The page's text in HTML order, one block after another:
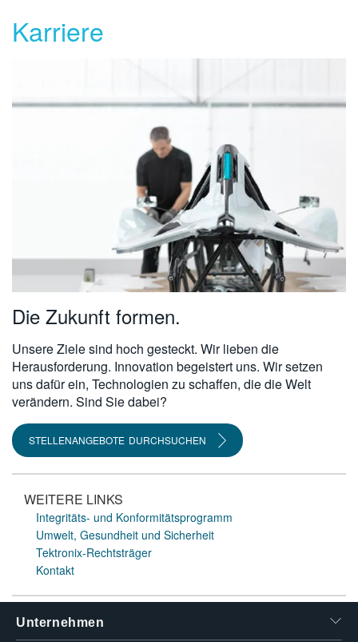
Karriere
Die Zukunft formen.
Unsere Ziele sind hoch gesteckt. Wir lieben die
Herausforderung. Innovation begeistert uns. Wir setzen
uns dafür ein, Technologien zu schaffen, die die Welt
verändern. Sind Sie dabei?
STELLENANGEBOTE DURCHSUCHEN
WEITERE LINKS
Integritäts- und Konformitätsprogramm
Umwelt, Gesundheit und Sicherheit
Tektronix-Rechtsträger
Kontakt
Unternehmen